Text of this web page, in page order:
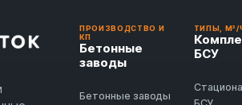
ПРОИЗВОДСТВО И
КП
Бетонные
заводы
Бетонные заводы
ТИПЫ, М³/
БСУ